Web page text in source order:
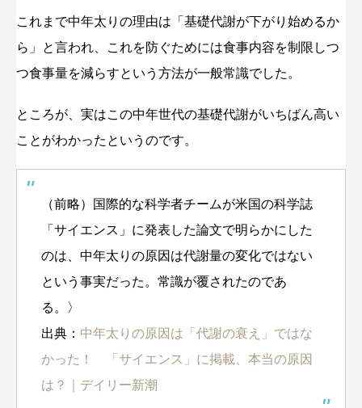
これまで中年太りの理由は「基礎代謝が下がり始めるか
ら」と言われ、これを防ぐためには食事内容を制限しつ
つ食事量を減らすという方法が一般常識でした。
ところが、実はこの中年世代の基礎代謝がいちばん高い
ことがわかったというのです。
（前略）国際的な科学者チームが米国の科学誌
「サイエンス」に発表した論文で明らかにした
のは、中年太りの原因は代謝量の変化ではない
という事実だった。常識が覆されたのであ
る。〉
出典： 中年太りの原因は「代謝の衰え」ではな
かった！ 「サイエンス」に掲載、本当の原因
は？｜デイリー新潮